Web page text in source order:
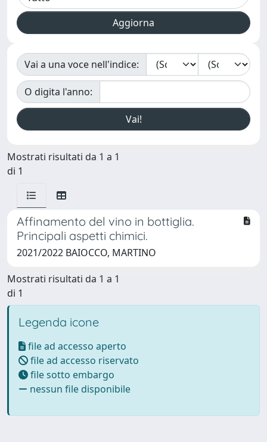
Vai a una voce nell'indice:
O digita l'anno:
Mostrati risultati da 1 a 1
di 1
Affinamento del vino in bottiglia.
Principali aspetti chimici.
2021/2022 BAIOCCO, MARTINO
Mostrati risultati da 1 a 1
di 1
Legenda icone
file ad accesso aperto
file ad accesso riservato
file sotto embargo
nessun file disponibile